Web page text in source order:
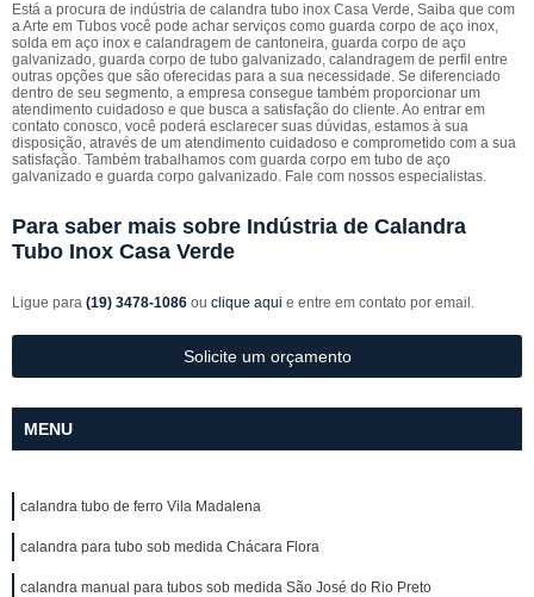
Está a procura de indústria de calandra tubo inox Casa Verde, Saiba que com
a Arte em Tubos você pode achar serviços como guarda corpo de aço inox,
solda em aço inox e calandragem de cantoneira, guarda corpo de aço
galvanizado, guarda corpo de tubo galvanizado, calandragem de perfil entre
outras opções que são oferecidas para a sua necessidade. Se diferenciado
dentro de seu segmento, a empresa consegue também proporcionar um
atendimento cuidadoso e que busca a satisfação do cliente. Ao entrar em
contato conosco, você poderá esclarecer suas dúvidas, estamos à sua
disposição, através de um atendimento cuidadoso e comprometido com a sua
satisfação. Também trabalhamos com guarda corpo em tubo de aço
galvanizado e guarda corpo galvanizado. Fale com nossos especialistas.
Para saber mais sobre Indústria de Calandra
Tubo Inox Casa Verde
Ligue para (19) 3478-1086 ou clique aqui e entre em contato por email.
Solicite um orçamento
MENU
calandra tubo de ferro Vila Madalena
calandra para tubo sob medida Chácara Flora
calandra manual para tubos sob medida São José do Rio Preto